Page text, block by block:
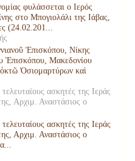
φυλάσσεται ο Ιερός
στο Μπογιολάλι της Ιάβας,
(24.02.201...
Ἐπισκόπου, Νίκης
Ἐπισκόπου, Μακεδονίου
Ὁσιομαρτύρων καὶ
ασκητές της Ιεράς
Αρχιμ. Αναστάσιος ο
ασκητές της Ιεράς
Αρχιμ. Αναστάσιος ο